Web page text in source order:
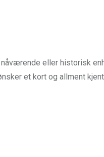
eller historisk
et kort og allment